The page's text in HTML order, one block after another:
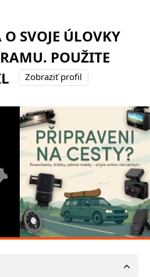
O SVOJE ÚLOVKY
POUŽITE
Zobraziť profil